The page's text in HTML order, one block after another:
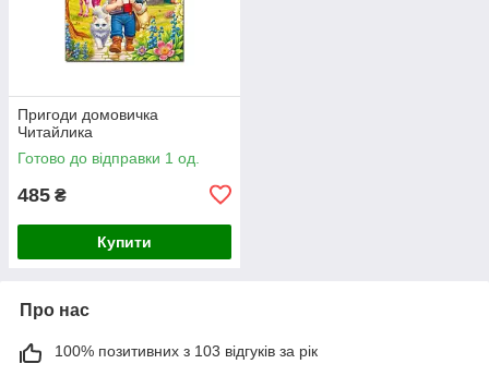
Пригоди домовичка
Читайлика
Готово до відправки 1 од.
485 ₴
Купити
Про нас
100% позитивних з 103 відгуків за рік